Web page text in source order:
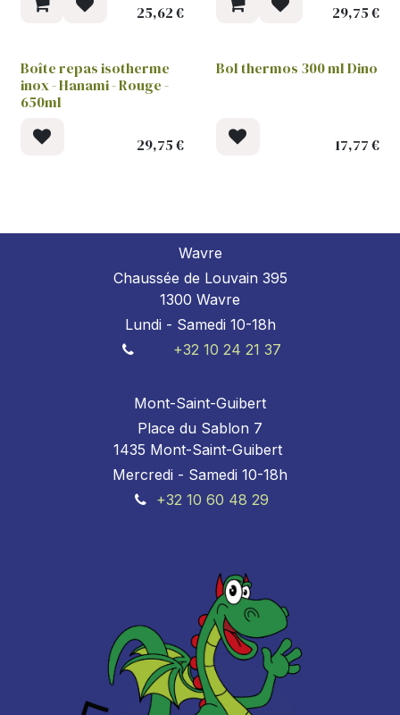
25,62€ 29,75€
Boîte repas isotherme
inox - Hanami - Rouge -
650ml
29,75€
Bol thermos 300 ml Dino
17,77€
Wavre
Chaussée de Louvain 395
1300 Wavre
Lundi - Samedi 10-18h
+32 10 24 21 37
Mont-Saint-Guibert
Place du Sablon 7
1435 Mont-Saint-Guibert
Mercredi - Samedi 10-18h
+32 10 60 48 29